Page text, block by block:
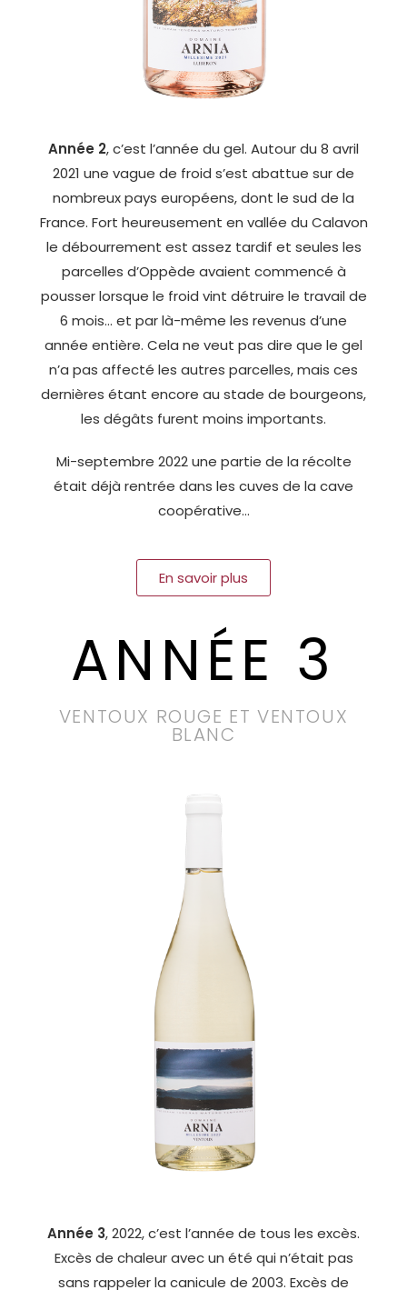
Année 2, c’est l’année du gel. Autour du 8 avril
2021 une vague de froid s’est abattue sur de
nombreux pays européens, dont le sud de la
France. Fort heureusement en vallée du Calavon
le débourrement est assez tardif et seules les
parcelles d’Oppède avaient commencé à
pousser lorsque le froid vint détruire le travail de
6 mois… et par là-même les revenus d’une
année entière. Cela ne veut pas dire que le gel
n’a pas affecté les autres parcelles, mais ces
dernières étant encore au stade de bourgeons,
les dégâts furent moins importants.
Mi-septembre 2022 une partie de la récolte
était déjà rentrée dans les cuves de la cave
coopérative…
En savoir plus
ANNÉE 3
VENTOUX ROUGE ET VENTOUX
BLANC
Année 3, 2022, c’est l’année de tous les excès.
Excès de chaleur avec un été qui n’était pas
sans rappeler la canicule de 2003. Excès de